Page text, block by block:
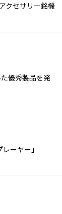
クセサリー銘機
優秀製品を発
ーヤー」